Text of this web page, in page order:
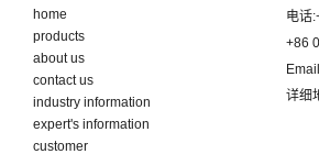
home
products
about us
contact us
industry information
expert's information
customer
电话:
+86
详细